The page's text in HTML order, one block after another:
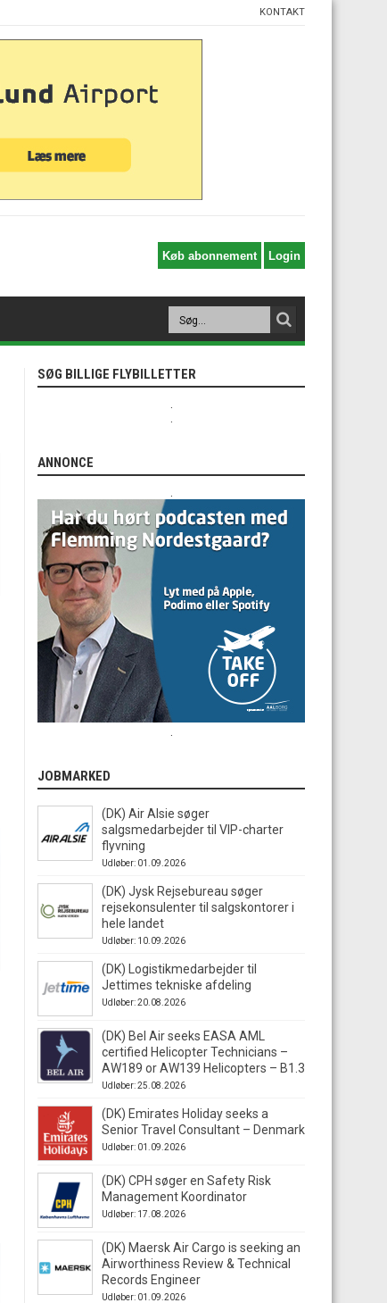
KONTAKT
SØG BILLIGE FLYBILLETTER
ANNONCE
JOBMARKED
(DK) Air Alsie søger
salgsmedarbejder til VIP-charter
flyvning
Udløber: 01.09.2026
(DK) Jysk Rejsebureau søger
rejsekonsulenter til salgskontorer i
hele landet
Udløber: 10.09.2026
(DK) Logistikmedarbejder til
Jettimes tekniske afdeling
Udløber: 20.08.2026
(DK) Bel Air seeks EASA AML
certified Helicopter Technicians –
AW189 or AW139 Helicopters – B1.3
Udløber: 25.08.2026
(DK) Emirates Holiday seeks a
Senior Travel Consultant – Denmark
Udløber: 01.09.2026
(DK) CPH søger en Safety Risk
Management Koordinator
Udløber: 17.08.2026
(DK) Maersk Air Cargo is seeking an
Airworthiness Review & Technical
Records Engineer
Udløber: 01.09.2026